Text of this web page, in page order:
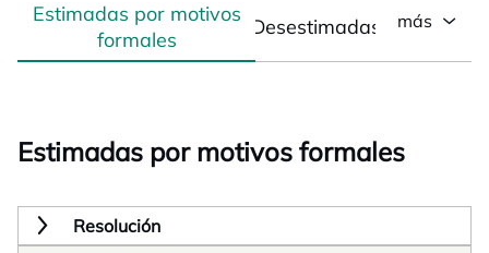
Estimadas por motivos
formales
Desestimadas más
Estimadas por motivos formales
Resolución